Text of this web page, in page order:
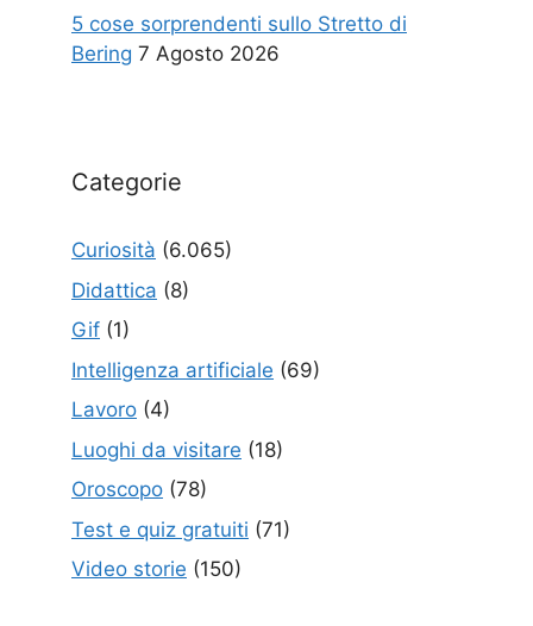
5 cose sorprendenti sullo Stretto di
Bering 7 Agosto 2026
Categorie
Curiosità (6.065)
Didattica (8)
Gif (1)
Intelligenza artificiale (69)
Lavoro (4)
Luoghi da visitare (18)
Oroscopo (78)
Test e quiz gratuiti (71)
Video storie (150)